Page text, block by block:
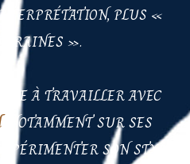
PLUS «
».
À TRAVAILLER AVEC
, NOTAMMENT SUR SES
SON STYLE,